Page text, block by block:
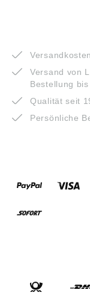
Versand von
Bestellung
Qualität seit
Persönliche